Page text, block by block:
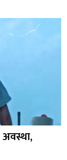
अवस्था,